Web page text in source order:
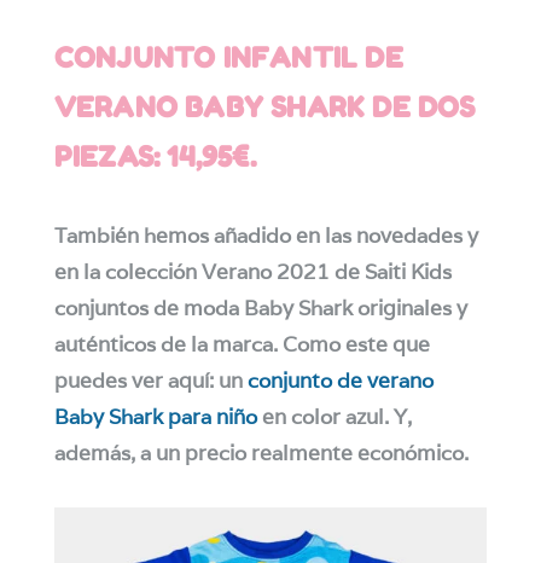
CONJUNTO INFANTIL DE
VERANO BABY SHARK DE DOS
PIEZAS: 14,95€.
También hemos añadido en las novedades y
en la colección Verano 2021 de Saiti Kids
conjuntos de moda Baby Shark originales y
auténticos de la marca. Como este que
puedes ver aquí: unconjunto de verano
Baby Shark para niñoen color azul. Y,
además, a un precio realmente económico.